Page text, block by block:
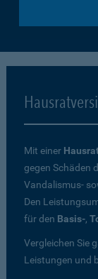
Mit einer
gegen Schäden
Vandalismus-
Den
für den Basis-,
Vergleichen Sie
Leistungen und